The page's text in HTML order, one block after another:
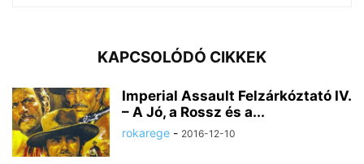
KAPCSOLÓDÓ CIKKEK
Imperial Assault Felzárkóztató IV.
– A Jó, a Rossz és a...
rokarege - 2016-12-10